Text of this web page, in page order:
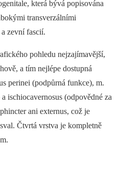
která bývá popisována
transverzálními
zevní fascií.
pohledu nejzajímavější,
a tím nejlépe dostupná
perinei (podpůrná funkce), m.
ischiocavernosus (odpovědné za
ani externus, což je
Čtvrtá vrstva je kompletně